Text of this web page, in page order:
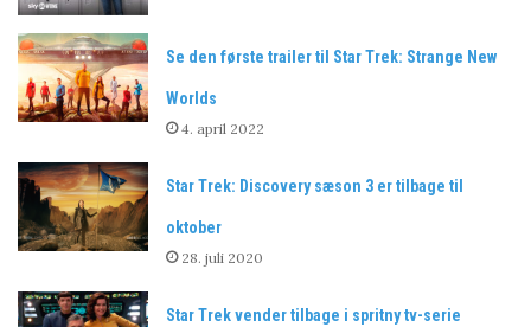
Se den første trailer til Star Trek: Strange New
Worlds
4. april 2022
Star Trek: Discovery sæson 3 er tilbage til
oktober
28. juli 2020
Star Trek vender tilbage i spritny tv-serie